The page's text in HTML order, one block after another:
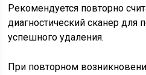
Рекомендуется повторно
диагностический сканер для
успешного удаления.
При повторном